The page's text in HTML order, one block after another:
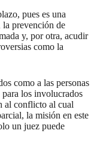
pues es una
la prevención de
y, por otra, acudir
como la
como a las personas
para los involucrados
al conflicto al cual
la misión en este
un juez puede